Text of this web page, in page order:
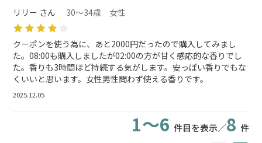
リリー さん 30～34歳 女性
クーポンを使う為に、あと2000円だったので購入してみまし
た。08:00も購入しましたが02:00の方が甘く感応的な香りでし
た。香りも3時間ほど持続する気がします。安っぽい香りでもな
くいいと思います。女性男性問わず使える香りです。
2025.12.05
1～6 件目を表示／8 件